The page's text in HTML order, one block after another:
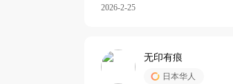
2026-2-25
无印有痕
日本华人